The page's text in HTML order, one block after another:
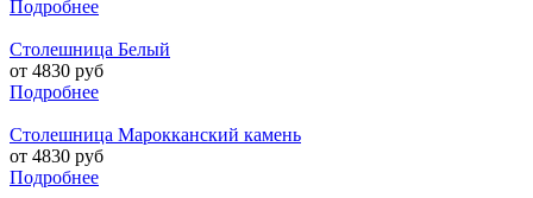
Подробнее
Столешница Белый
от 4830 руб
Подробнее
Столешница Марокканский камень
от 4830 руб
Подробнее